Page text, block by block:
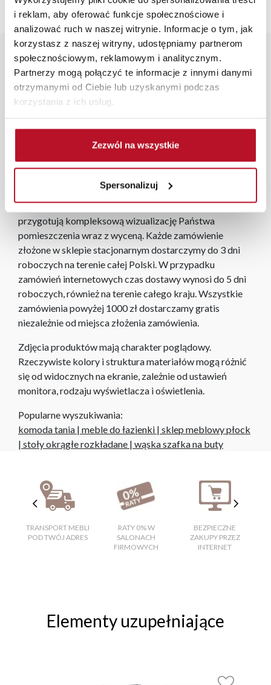
i reklam, aby oferować funkcje społecznościowe i
analizować ruch w naszej witrynie. Informacje o tym, jak
korzystasz z naszej witryny, udostępniamy partnerom
społecznościowym, reklamowym i analitycznym.
Partnerzy mogą połączyć te informacje z innymi danymi
otrzymanymi od Ciebie lub uzyskanymi podczas
korzystania z ich usług.
Zezwól na wszystkie
Spersonalizuj
Opis produktu
Piękna i komfortowa kanapa Milano o nowoczesnym
designie, wspaniale wkomponuje się w nowoczesne jak i
gustownych materiałów, z nóżkami w skandynawskim
stylu. Powierzchnia spania: 200cm x 155cm.
aranżacji mebli, a nasi pracownicy z wykorzystaniem
programu Planer 3D bezpłatnie zaprojektują i
przygotują kompleksową wizualizację Państwa
pomieszczenia wraz z wyceną. Każde zamówienie
złożone w sklepie stacjonarnym dostarczymy do 3 dni
roboczych na terenie całej Polski. W przypadku
zamówień internetowych czas dostawy wynosi do 5 dni
roboczych, również na terenie całego kraju. Wszystkie
zamówienia powyżej 1000 zł dostarczamy gratis
niezależnie od miejsca złożenia zamówienia.
Zdjęcia produktów mają charakter poglądowy.
Rzeczywiste kolory i struktura materiałów mogą różnić
się od widocznych na ekranie, zależnie od ustawień
monitora, rodzaju wyświetlacza i oświetlenia.
Popularne wyszukiwania:
komoda tania | meble do łazienki | sklep meblowy płock
| stoły okrągłe rozkładane | wąska szafka na buty
TRANSPORT MEBLI
POD TWÓJ ADRES
RATY 0% W
SALONACH
FIRMOWYCH
BEZPIECZNE
ZAKUPY PRZEZ
INTERNET
Elementy uzupełniające